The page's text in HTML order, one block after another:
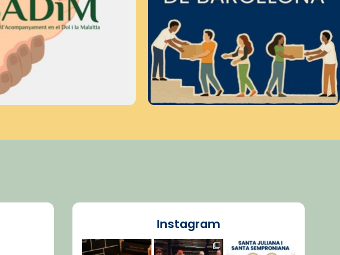
Instagram